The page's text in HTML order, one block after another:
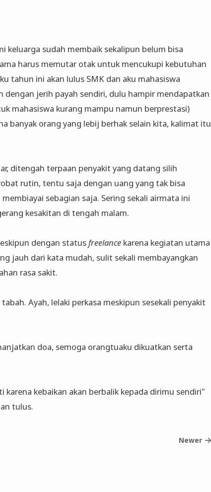
keluarga sudah membaik sekalipun belum bisa
harus memutar otak untuk mencukupi kebutuhan
tahun ini akan lulus SMK dan aku mahasiswa
dengan jerih payah sendiri, dulu hampir mendapatkan
mahasiswa kurang mampu namun berprestasi)
banyak orang yang lebij berhak selain kita, kalimat itu
ditengah terpaan penyakit yang datang silih
rutin, tentu saja dengan uang yang tak bisa
membiayai sebagian saja. Sering sekali airmata ini
kesakitan di tengah malam.
dengan statusfreelance karena kegiatan utama
jauh dari kata mudah, sulit sekali membayangkan
rasa sakit.
Ayah, lelaki perkasa meskipun sesekali penyakit
doa, semoga orangtuaku dikuatkan serta
karena kebaikan akan berbalik kepada dirimu sendiri"
tulus.
Newer